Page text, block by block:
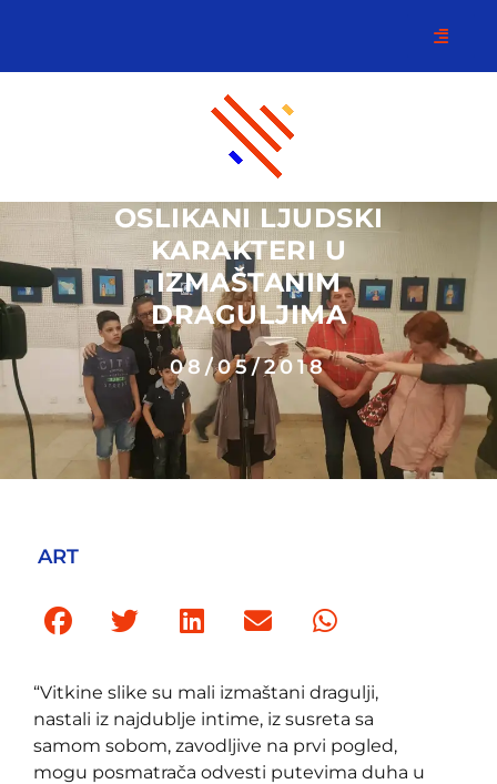
OSLIKANI LJUDSKI
KARAKTERI U
IZMAŠTANIM
DRAGULJIMA
08/05/2018
ART
“Vitkine slike su mali izmaštani dragulji,
nastali iz najdublje intime, iz susreta sa
samom sobom, zavodljive na prvi pogled,
mogu posmatrača odvesti putevima duha u